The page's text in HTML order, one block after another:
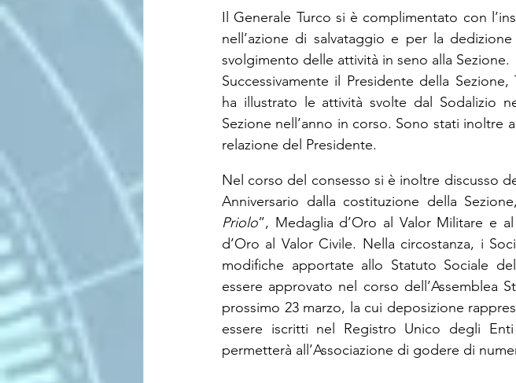
Il Generale Turco si è complimentato con
nell’azione di salvataggio e per la
svolgimento delle attività in seno alla Sezione.
Successivamente il Presidente della
ha illustrato le attività svolte dal Sodalizio
Sezione nell’anno in corso. Sono stati
relazione del Presidente.
Nel corso del consesso si è inoltre discusso
Anniversario dalla costituzione della
Priolo”, Medaglia d’Oro al Valor Militare e
d’Oro al Valor Civile. Nella circostanza, i
modifiche apportate allo Statuto Sociale
essere approvato nel corso dell’Assemblea
prossimo 23 marzo, la cui deposizione
essere iscritti nel Registro Unico degli
permetterà all’Associazione di godere di